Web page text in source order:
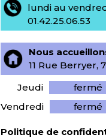
lundi au
01.42.25.06.53
Nous
11 Rue Berryer,
Jeudi
fermé
Vendredi
fermé
Politique de